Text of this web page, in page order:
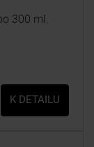
300 ml.
K DETAILU